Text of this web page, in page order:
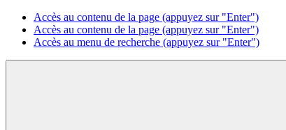
Accès au contenu de la page (appuyez sur "Enter")
Accès au contenu de la page (appuyez sur "Enter")
Accès au menu de recherche (appuyez sur "Enter")